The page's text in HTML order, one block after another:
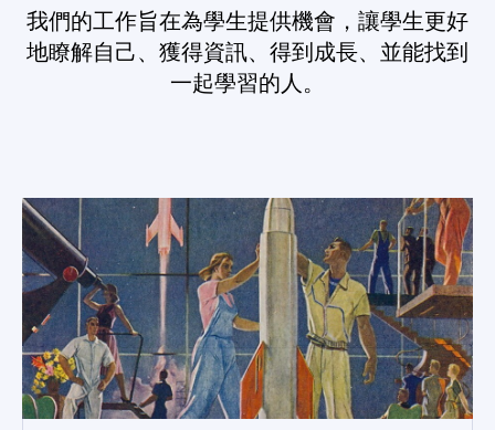
我們的工作旨在為學生提供機會，讓學生更好
地瞭解自己、獲得資訊、得到成長、並能找到
一起學習的人。